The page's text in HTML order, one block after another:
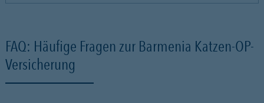
FAQ: Häufige Fragen zur Barmenia Katzen-OP-
Versicherung